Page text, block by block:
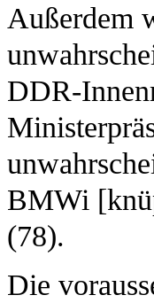
Außerdem
DDR-
BMWi
(78).
Die